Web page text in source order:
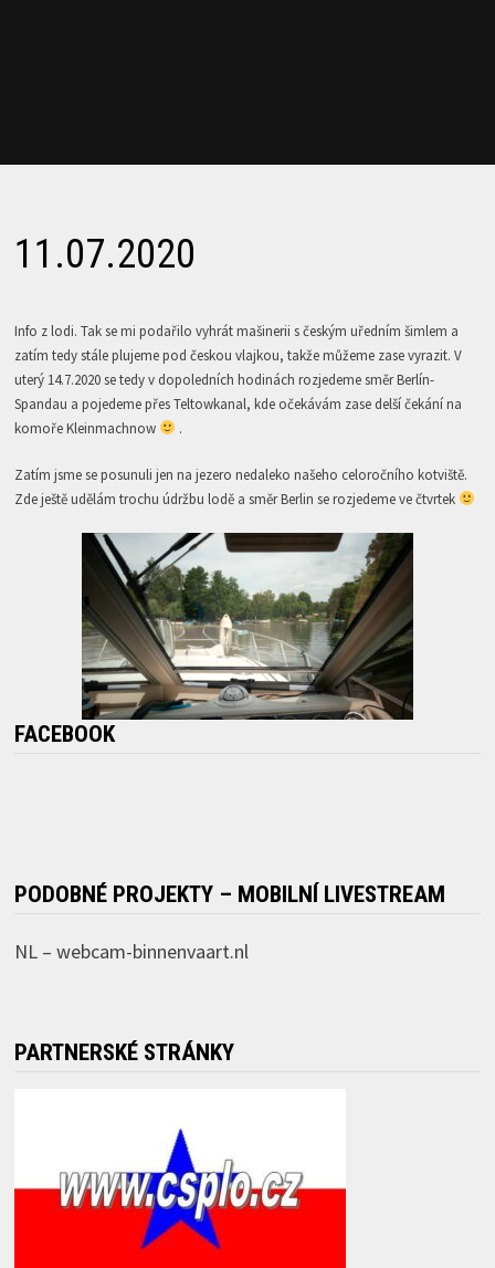
11.07.2020
Info z lodi. Tak se mi podařilo vyhrát mašinerii s českým uředním šimlem a
zatím tedy stále plujeme pod českou vlajkou, takže můžeme zase vyrazit. V
uterý 14.7.2020 se tedy v dopoledních hodinách rozjedeme směr Berlín-
Spandau a pojedeme přes Teltowkanal, kde očekávám zase delší čekání na
komoře Kleinmachnow
.
Zatím jsme se posunuli jen na jezero nedaleko našeho celoročního kotviště.
Zde ještě udělám trochu údržbu lodě a směr Berlin se rozjedeme ve čtvrtek
FACEBOOK
PODOBNÉ PROJEKTY – MOBILNÍ LIVESTREAM
NL – webcam-binnenvaart.nl
PARTNERSKÉ STRÁNKY